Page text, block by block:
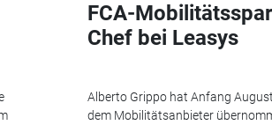
FCA-
Chef bei Leasys
Alberto Grippo hat Anfang
dem Mobilitätsanbieter